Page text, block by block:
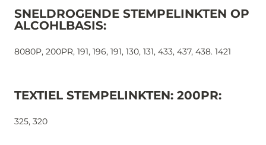
SNELDROGENDE STEMPELINKTEN OP
ALCOHLBASIS:
8080P, 200PR, 191, 196, 191, 130, 131, 433, 437, 438. 1421
TEXTIEL STEMPELINKTEN: 200PR:
325, 320